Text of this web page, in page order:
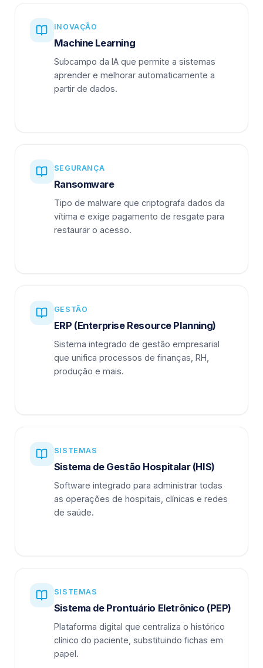
INOVAÇÃO
Machine Learning
Subcampo da IA que permite a sistemas
aprender e melhorar automaticamente a
partir de dados.
SEGURANÇA
Ransomware
Tipo de malware que criptografa dados da
vítima e exige pagamento de resgate para
restaurar o acesso.
GESTÃO
ERP (Enterprise Resource Planning)
Sistema integrado de gestão empresarial
que unifica processos de finanças, RH,
produção e mais.
SISTEMAS
Sistema de Gestão Hospitalar (HIS)
Software integrado para administrar todas
as operações de hospitais, clínicas e redes
de saúde.
SISTEMAS
Sistema de Prontuário Eletrônico (PEP)
Plataforma digital que centraliza o histórico
clínico do paciente, substituindo fichas em
papel.